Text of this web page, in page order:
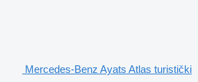
Mercedes-Benz Ayats Atlas turistički